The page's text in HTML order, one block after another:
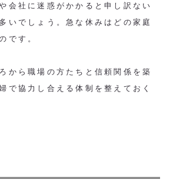
会社に迷惑がかかると申し訳ない
いでしょう。急な休みはどの家庭
です。
から職場の方たちと信頼関係を築
で協力し合える体制を整えておく